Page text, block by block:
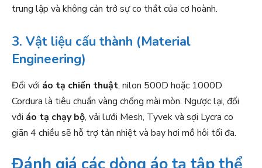
trung lập và không cản trở sự co thắt của cơ hoành.
3. Vật liệu cấu thành (Material
Engineering)
Đối với áo tạ chiến thuật, nilon 500D hoặc 1000D
Cordura là tiêu chuẩn vàng chống mài mòn. Ngược lại, đối
với áo tạ chạy bộ, vải lưới Mesh, Tyvek và sợi Lycra co
giãn 4 chiều sẽ hỗ trợ tản nhiệt và bay hơi mồ hôi tối đa.